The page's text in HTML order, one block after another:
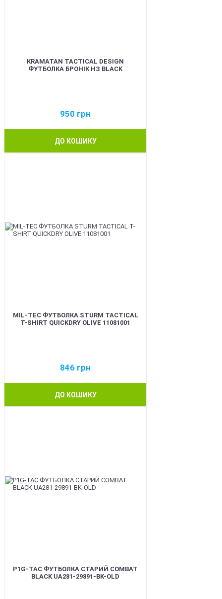
KRAMATAN TACTICAL DESIGN
ФУТБОЛКА БРОНІК НЗ BLACK
950 грн
ДО КОШИКУ
MIL-TEC ФУТБОЛКА STURM TACTICAL
T-SHIRT QUICKDRY OLIVE 11081001
846 грн
ДО КОШИКУ
P1G-TAC ФУТБОЛКА СТАРИЙ COMBAT
BLACK UA281-29891-BK-OLD